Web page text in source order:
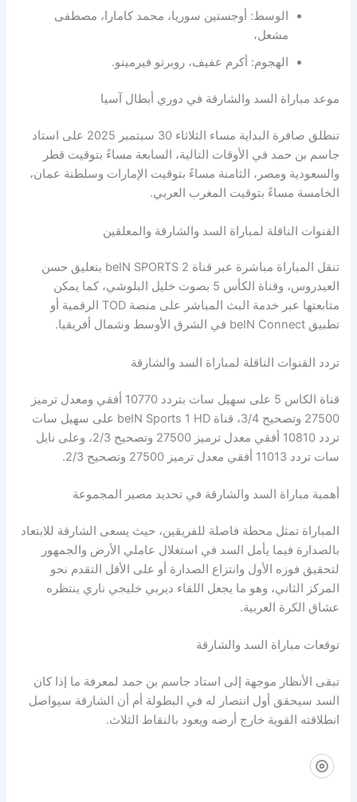
الوسط: أوجستين سوريا، محمد كامارا، مصطفى
مشعل،
الهجوم: أكرم عفيف، روبرتو فيرمينو.
موعد مباراة السد والشارقة في دوري أبطال آسيا
تنطلق صافرة البداية مساء الثلاثاء 30 سبتمبر 2025 على استاد
جاسم بن حمد في الأوقات التالية، السابعة مساءً بتوقيت قطر
والسعودية ومصر، الثامنة مساءً بتوقيت الإمارات وسلطنة عمان،
الخامسة مساءً بتوقيت المغرب العربي.
القنوات الناقلة لمباراة السد والشارقة والمعلقين
تنقل المباراة مباشرة عبر قناة beIN SPORTS 2 بتعليق حسن
العيدروس، وقناة الكأس 5 بصوت خليل البلوشي، كما يمكن
متابعتها عبر خدمة البث المباشر على منصة TOD الرقمية أو
تطبيق beIN Connect في الشرق الأوسط وشمال أفريقيا.
تردد القنوات الناقلة لمباراة السد والشارقة
قناة الكاس 5 على سهيل سات بتردد 10770 أفقي ومعدل ترميز
27500 وتصحيح 3/4، قناة beIN Sports 1 HD على سهيل سات
تردد 10810 أفقي معدل ترميز 27500 وتصحيح 2/3، وعلى نايل
سات تردد 11013 أفقي معدل ترميز 27500 وتصحيح 2/3.
أهمية مباراة السد والشارقة في تحديد مصير المجموعة
المباراة تمثل محطة فاصلة للفريقين، حيث يسعى الشارقة للابتعاد
بالصدارة فيما يأمل السد في استغلال عاملي الأرض والجمهور
لتحقيق فوزه الأول وانتزاع الصدارة أو على الأقل التقدم نحو
المركز الثاني، وهو ما يجعل اللقاء ديربي خليجي ناري ينتظره
عشاق الكرة العربية.
توقعات مباراة السد والشارقة
تبقى الأنظار موجهة إلى استاد جاسم بن حمد لمعرفة ما إذا كان
السد سيحقق أول انتصار له في البطولة أم أن الشارقة سيواصل
انطلاقته القوية خارج أرضه ويعود بالنقاط الثلاث.